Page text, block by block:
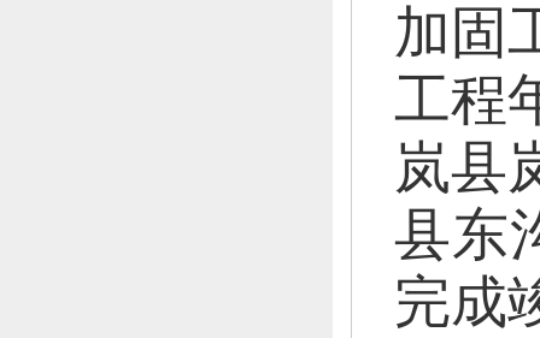
加固
工程
岚县
县东
完成